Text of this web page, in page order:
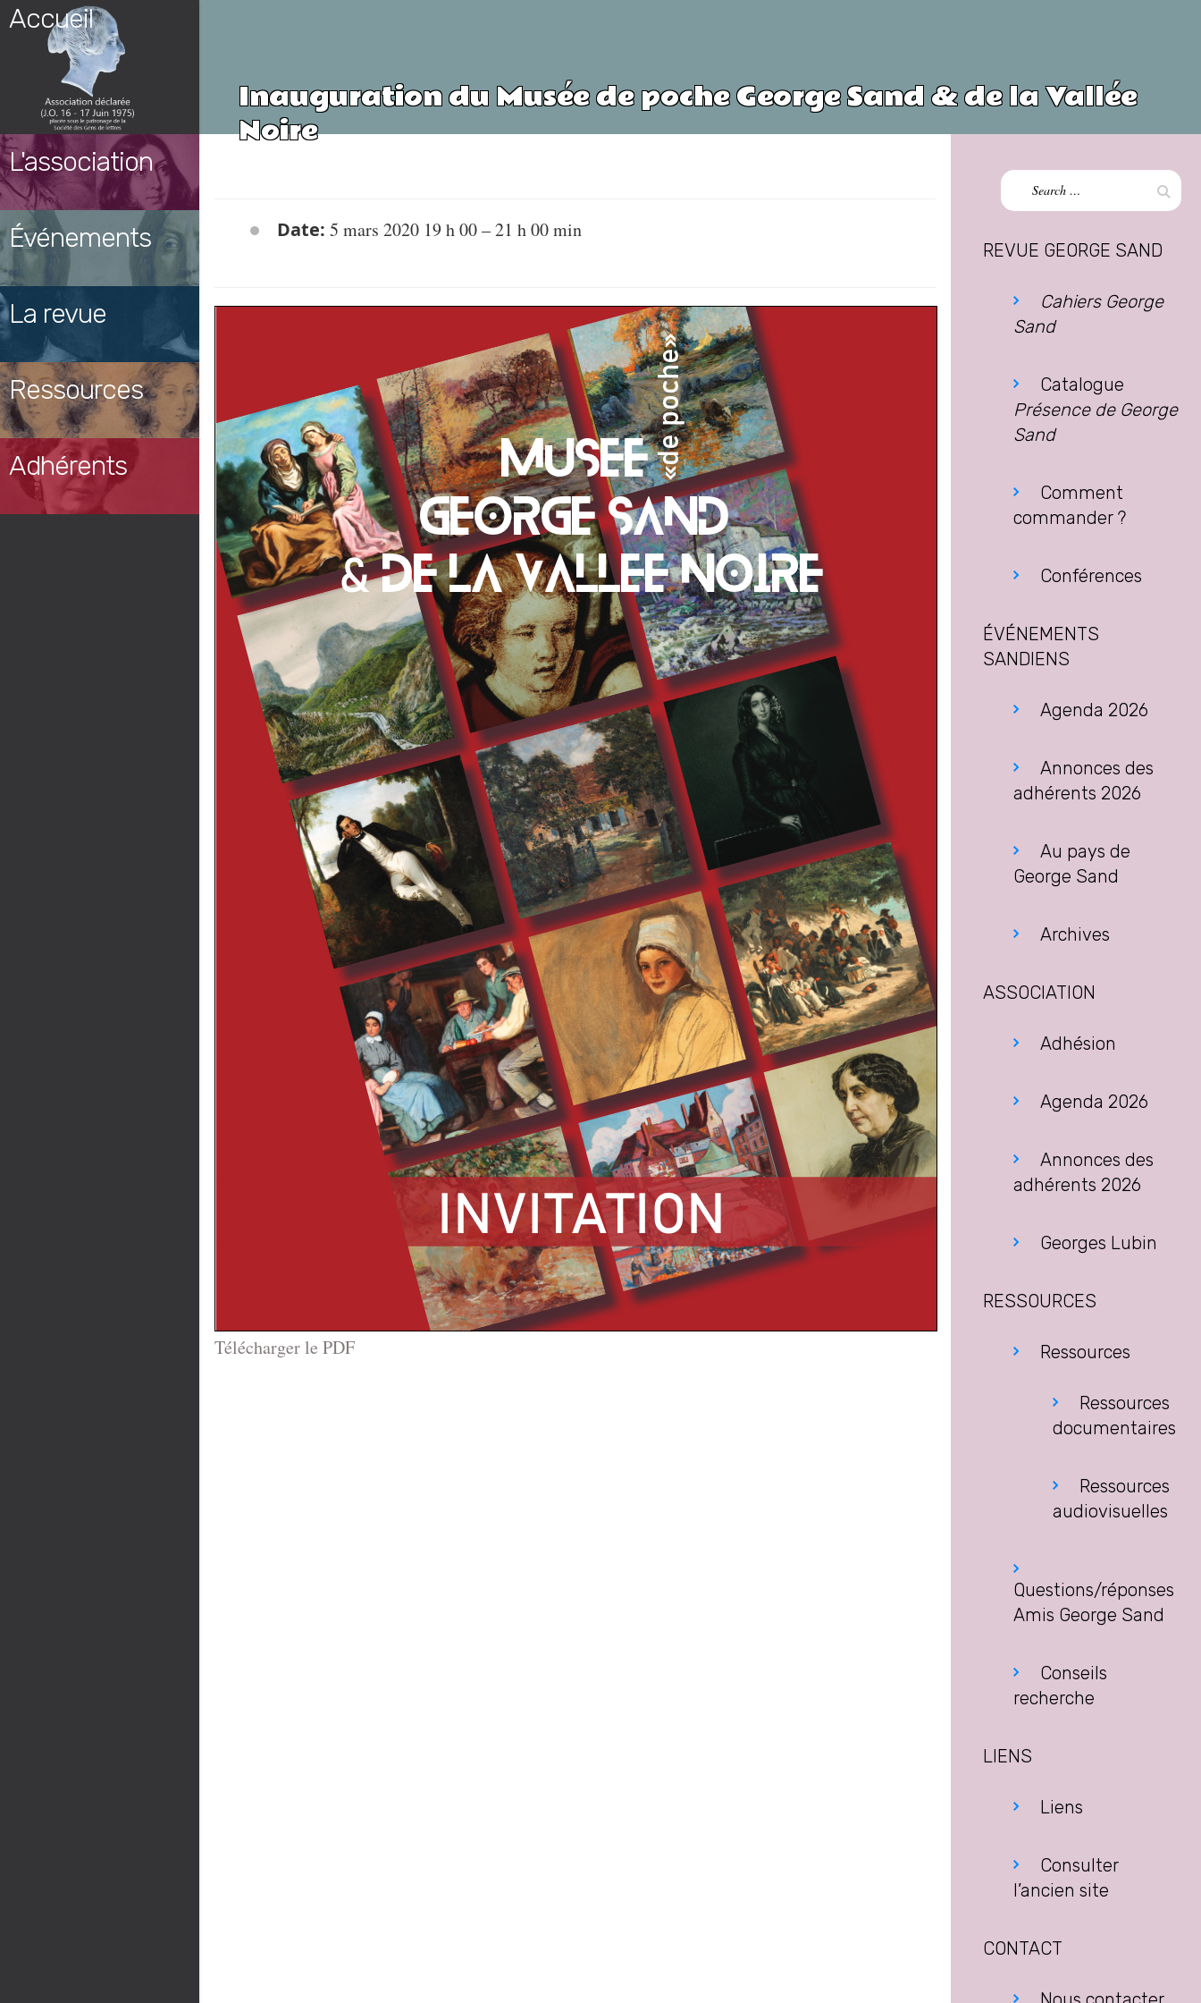
Skip
content
Accueil
L'association
Événements
La revue
Ressources
Adhérents
Inauguration du Musée de poche George Sand & de la Vallée
Noire
Date: 5 mars 2020 19 h 00–21 h 00 min
Télécharger le PDF
Search
for:
REVUE GEORGE SAND
Cahiers George
Sand
Catalogue
Présence de George
Sand
Comment
commander ?
Conférences
ÉVÉNEMENTS
SANDIENS
Agenda 2026
Annonces des
adhérents 2026
Au pays de
George Sand
Archives
ASSOCIATION
Adhésion
Agenda 2026
Annonces des
adhérents 2026
Georges Lubin
RESSOURCES
Ressources
Ressources
documentaires
Ressources
audiovisuelles
Questions/réponses
Amis George Sand
Conseils
recherche
LIENS
Liens
Consulter
l’ancien site
CONTACT